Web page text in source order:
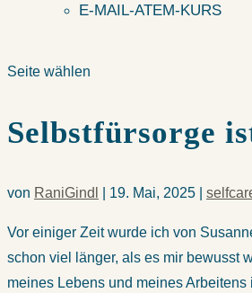
E-MAIL-ATEM-KURS
Seite wählen
Selbstfürsorge
von RaniGindl 19. Mai, 2025
Vor einiger Zeit wurde ich von
schon viel länger, als es mir bewusst
meines Lebens und meines Arbeitens